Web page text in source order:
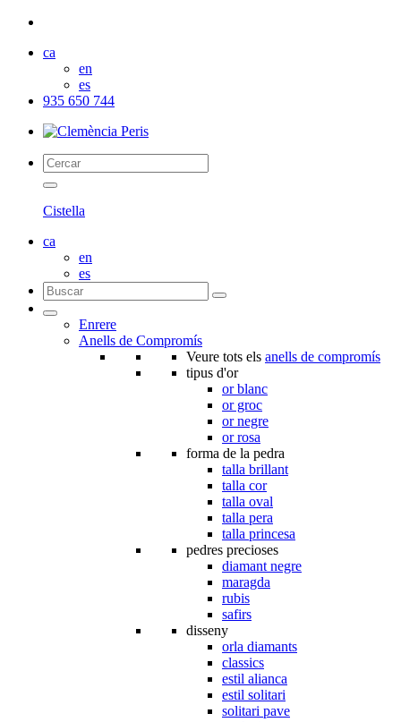
ca
en
es
935 650 744
Cistella
ca
en
es
Enrere
Anells de Compromís
Veure tots els anells de compromís
tipus d'or
or blanc
or groc
or negre
or rosa
forma de la pedra
talla brillant
talla cor
talla oval
talla pera
talla princesa
pedres precioses
diamant negre
maragda
rubis
safirs
disseny
orla diamants
classics
estil alianca
estil solitari
solitari pave